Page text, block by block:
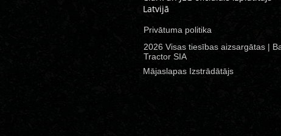
Latvijā
Privātuma politika
2026 Visas tiesības aizsargātas |
Tractor SIA
Mājaslapas Izstrādātājs